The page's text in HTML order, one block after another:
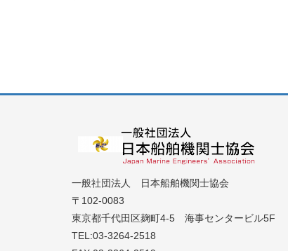
一般社団法人 日本船舶機関士協会
〒102-0083
東京都千代田区麹町4-5 海事センタービル5F
TEL:03-3264-2518